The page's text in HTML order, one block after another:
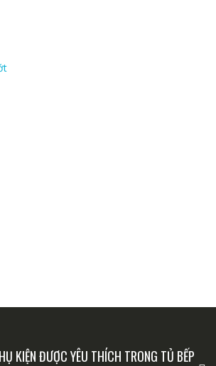
KIỆN ĐƯỢC YÊU THÍCH TRONG TỦ BẾP